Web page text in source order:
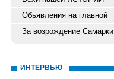
Обьявления на главной
За возрождение Самарки
ИНТЕРВЬЮ